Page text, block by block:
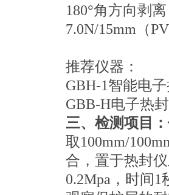
180°角方向剥
7.0N/15mm（
推荐仪器：
GBH-1智能电
GBB-H电子热
三、检测项目
取100mm/
合，置于热封
0.2Mpa，时间